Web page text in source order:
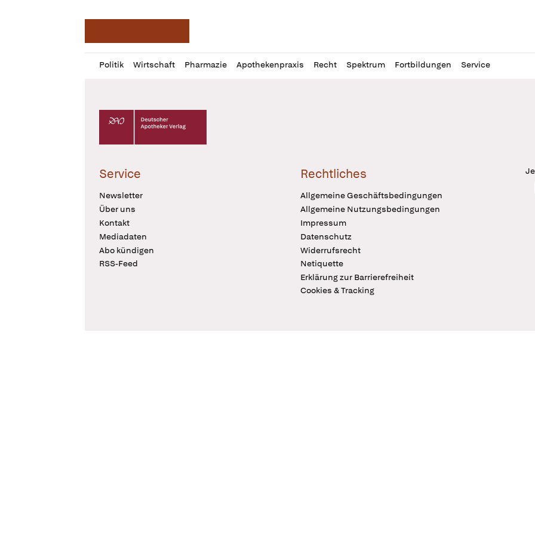
Politik Wirtschaft Pharmazie Apothekenpraxis Recht Spektrum Fortbildungen Service
Profil
öffnen
Daz
Pur
Deutscher Apotheker Verlag Logo
Service
Newsletter
Über uns
Kontakt
Mediadaten
Abo kündigen
RSS-Feed
Rechtliches
Allgemeine Geschäftsbedingungen
Allgemeine Nutzungsbedingungen
Impressum
Datenschutz
Widerrufsrecht
Netiquette
Erklärung zur Barrierefreiheit
Cookies & Tracking